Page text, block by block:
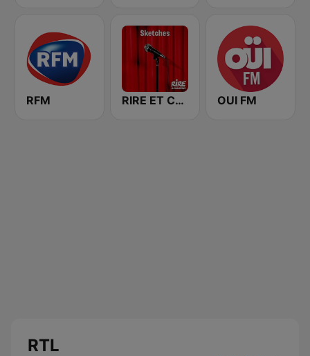
RFM RIRE ET CHANSONS SKETCHES OUI FM
RTL